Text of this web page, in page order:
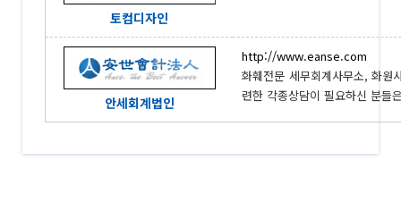
토컴디자인
안세회계법인
http://www.eanse.com
화훼전문 세무회계사무소, 화원
련한 각종상담이 필요하신 분들